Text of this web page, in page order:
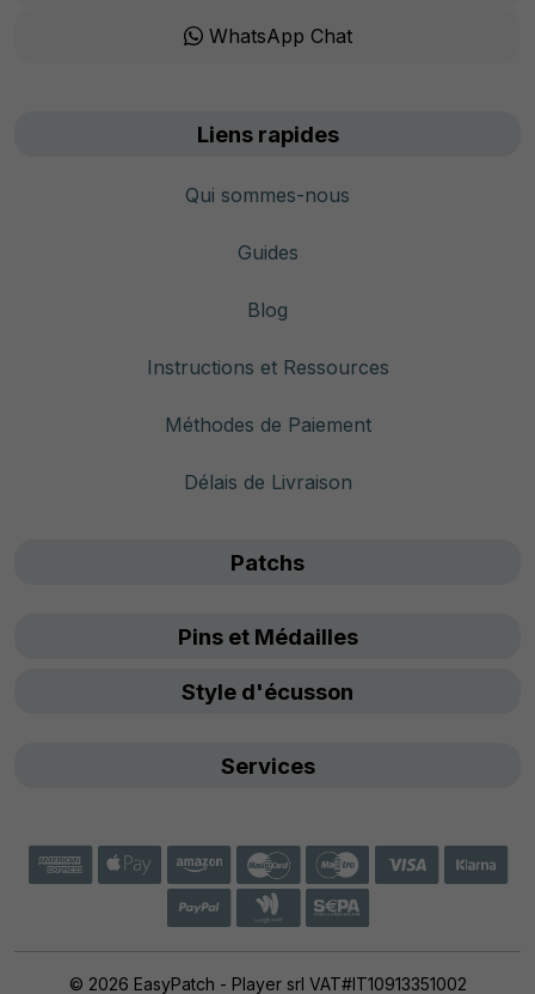
WhatsApp Chat
Liens rapides
Qui sommes-nous
Guides
Blog
Instructions et Ressources
Méthodes de Paiement
Délais de Livraison
Patchs
Pins et Médailles
Style d'écusson
Services
© 2026 EasyPatch - Player srl VAT#IT10913351002